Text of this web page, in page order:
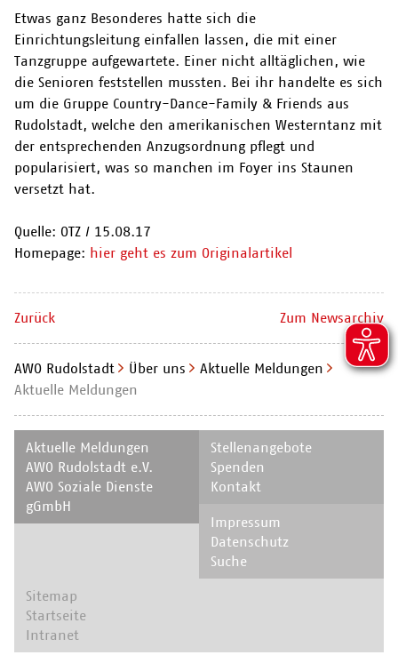
Etwas ganz Besonderes hatte sich die
Einrichtungsleitung einfallen lassen, die mit einer
Tanzgruppe aufgewartete. Einer nicht alltäglichen, wie
die Senioren feststellen mussten. Bei ihr handelte es sich
um die Gruppe Country-Dance-Family & Friends aus
Rudolstadt, welche den amerikanischen Westerntanz mit
der entsprechenden Anzugsordnung pflegt und
popularisiert, was so manchen im Foyer ins Staunen
versetzt hat.
Quelle: OTZ / 15.08.17
Homepage: hier geht es zum Originalartikel
Zurück Zum Newsarchiv
AWO Rudolstadt Über uns
Aktuelle Meldungen
Aktuelle Meldungen
Navigation
überspringen
Aktuelle Meldungen
AWO Rudolstadt e.V.
AWO Soziale Dienste
gGmbH
Navigation
überspringen
Stellenangebote
Spenden
Kontakt
Navigation
überspringen
Impressum
Datenschutz
Suche
Navigation
überspringen
Sitemap
Startseite
Intranet